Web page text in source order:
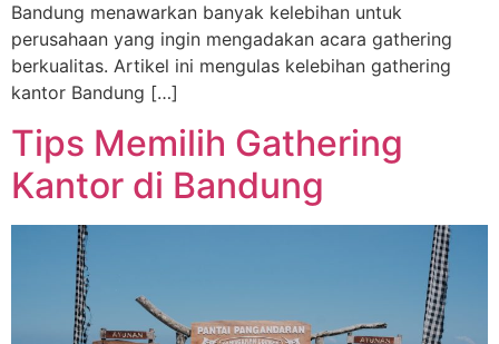
Bandung menawarkan banyak kelebihan untuk
perusahaan yang ingin mengadakan acara gathering
berkualitas. Artikel ini mengulas kelebihan gathering
kantor Bandung […]
Tips Memilih Gathering
Kantor di Bandung